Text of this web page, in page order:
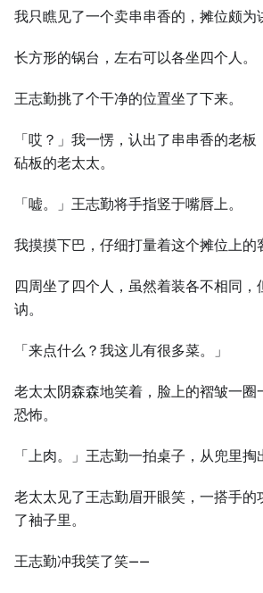
我只瞧见了一个卖串串香的，摊位颇
长方形的锅台，左右可以各坐四个人。
王志勤挑了个干净的位置坐了下来。
「哎？」我一愣，认出了串串香的老
砧板的老太太。
「嘘。」王志勤将手指竖于嘴唇上。
我摸摸下巴，仔细打量着这个摊位上
四周坐了四个人，虽然着装各不相同，
讷。
「来点什么？我这儿有很多菜。」
老太太阴森森地笑着，脸上的褶皱一圈
恐怖。
「上肉。」王志勤一拍桌子，从兜里掏
老太太见了王志勤眉开眼笑，一搭手的
了袖子里。
王志勤冲我笑了笑——